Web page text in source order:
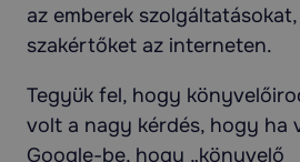
az emberek
szakértőket az interneten.
Tegyük fel, hogy
volt a nagy kérdés, hogy ha
Google-be, hogy „könyvelő